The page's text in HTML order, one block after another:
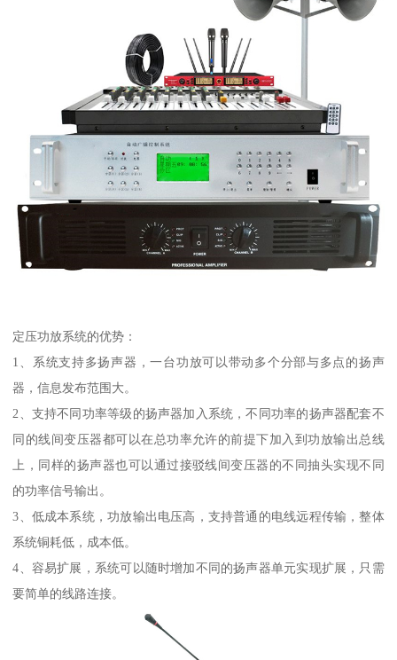
定压功放系统的优势：
1、系统支持多扬声器，一台功放可以带动多个分部与多点的扬声
器，信息发布范围大。
2、支持不同功率等级的扬声器加入系统，不同功率的扬声器配套不
同的线间变压器都可以在总功率允许的前提下加入到功放输出总线
上，同样的扬声器也可以通过接驳线间变压器的不同抽头实现不同
的功率信号输出。
3、低成本系统，功放输出电压高，支持普通的电线远程传输，整体
系统铜耗低，成本低。
4、容易扩展，系统可以随时增加不同的扬声器单元实现扩展，只需
要简单的线路连接。